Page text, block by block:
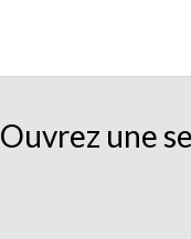
Ouvrez une